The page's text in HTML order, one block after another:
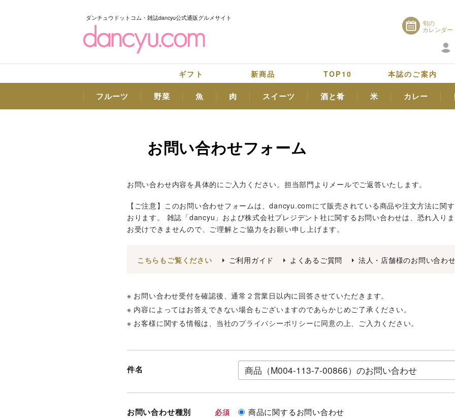
ダンチュウドットコム・雑誌dancyu公式通販グルメサイト
旬の
カレンダー
ギフト 新商品 TOP10 本誌のご案内
フルーツ 野菜 魚 肉 スイーツ 酒と肴 米 カレー
お問い合わせフォーム
お問い合わせ内容を具体的にご入力ください。 担当部門よりメールでご返答いたします。
【ご注意】このお問い合わせフォームは、dancyu.comにて販売されている商品や注文方法に関
おります。 雑誌「dancyu」および株式会社プレジデント社に関するお問い合わせは、恐れ入り
お受けできませんので、ご理解とご協力をお願い申し上げます。
こちらもご覧ください ご利用ガイド よくあるご質問 法人・店舗様のお問い合わ
※ お問い合わせ受付を確認後、通常２営業日以内に回答させていただきます。
※ 内容によってはお答えできない場合もございますのであらかじめご了承ください。
※ お客様に関する情報は、当社のプライバシーポリシーに同意の上、ご入力ください。
件名
お問い合わせ種別 必須
商品に関するお問い合わせ